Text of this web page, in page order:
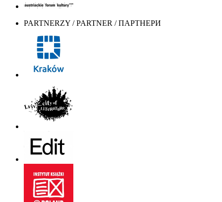
PARTNERZY / PARTNER / ПАРТНЕРИ